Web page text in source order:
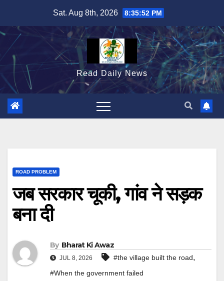
content
Sat. Aug 8th, 2026 8:35:54 PM
Read Daily News
ROAD PROBLEM
जब सरकार चूकी, गांव ने सड़क
बना दी
By Bharat Ki Awaz
JUL 8, 2026 #the village built the road,
#When the government failed